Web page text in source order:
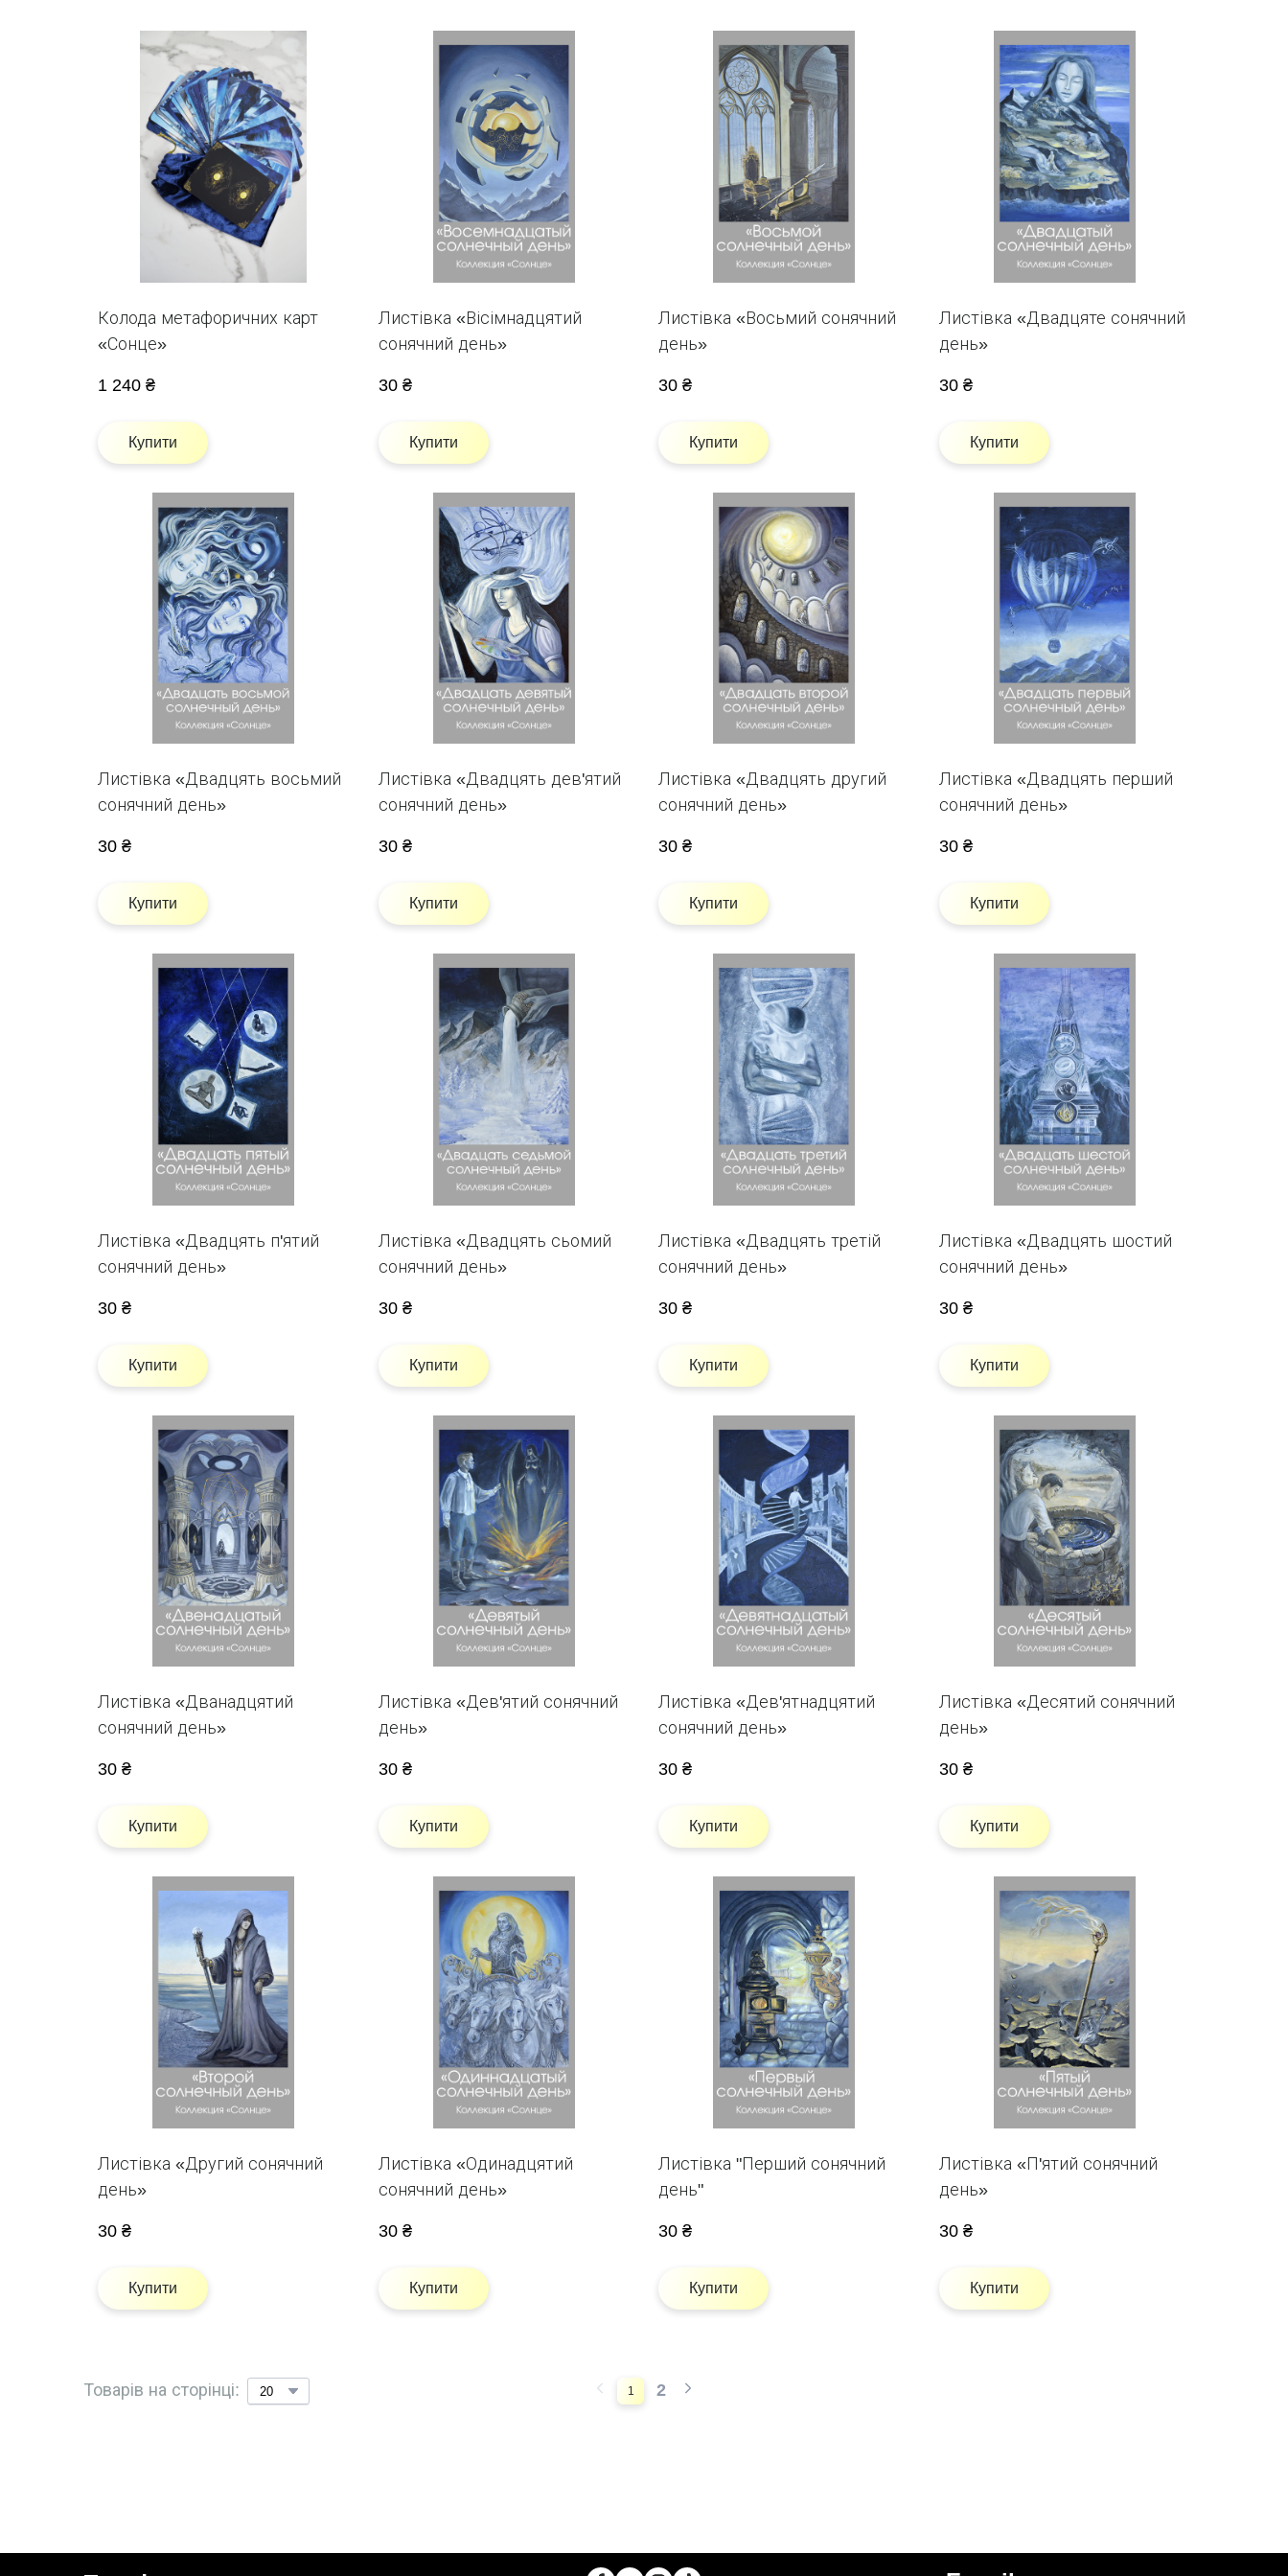
Колода метафоричних карт
«Сонце»
1 240 ₴
Купити
Листівка «Вісімнадцятий
сонячний день»
30 ₴
Купити
Листівка «Восьмий сонячний
день»
30 ₴
Купити
Листівка «Двадцяте сонячний
день»
30 ₴
Купити
Листівка «Двадцять восьмий
сонячний день»
30 ₴
Купити
Листівка «Двадцять дев'ятий
сонячний день»
30 ₴
Купити
Листівка «Двадцять другий
сонячний день»
30 ₴
Купити
Листівка «Двадцять перший
сонячний день»
30 ₴
Купити
Листівка «Двадцять п'ятий
сонячний день»
30 ₴
Купити
Листівка «Двадцять сьомий
сонячний день»
30 ₴
Купити
Листівка «Двадцять третій
сонячний день»
30 ₴
Купити
Листівка «Двадцять шостий
сонячний день»
30 ₴
Купити
Листівка «Дванадцятий
сонячний день»
30 ₴
Купити
Листівка «Дев'ятий сонячний
день»
30 ₴
Купити
Листівка «Дев'ятнадцятий
сонячний день»
30 ₴
Купити
Листівка «Десятий сонячний
день»
30 ₴
Купити
Листівка «Другий сонячний
день»
30 ₴
Купити
Листівка «Одинадцятий
сонячний день»
30 ₴
Купити
Листівка "Перший сонячний
день"
30 ₴
Купити
Листівка «П'ятий сонячний
день»
30 ₴
Купити
Товарів на сторінці: 1 2